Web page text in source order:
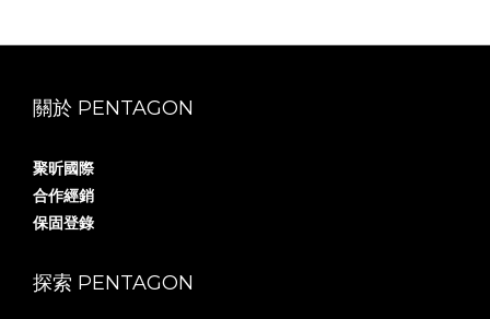
關於 PENTAGON
聚昕國際
合作經銷
保固登錄
探索 PENTAGON